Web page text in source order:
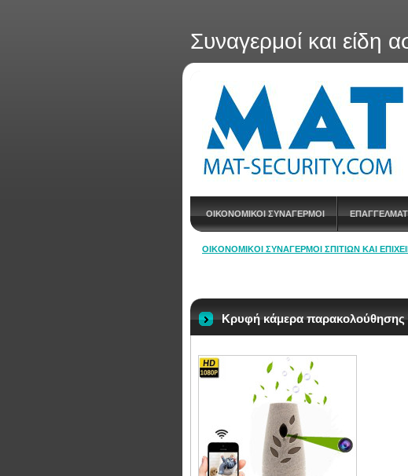
Συναγερμοί και είδη
ΟΙΚΟΝΟΜΙΚΟΙ ΣΥΝΑΓΕΡΜΟΙ
ΟΙΚΟΝΟΜΙΚΟΊ ΣΥΝΑΓΕΡΜΟΊ ΣΠΙΤΙΏΝ ΚΑΙ
Κρυφή κάμερα παρακολούθησης